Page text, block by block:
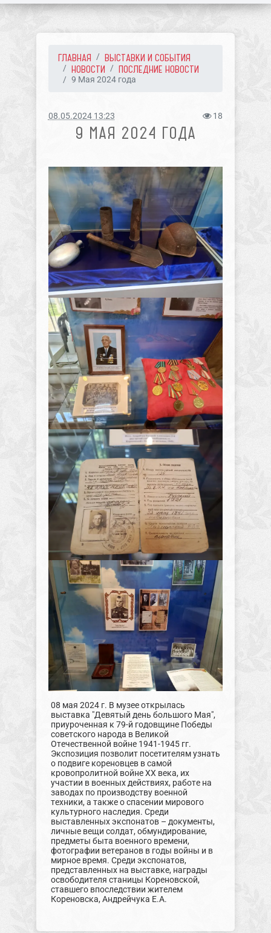
ГЛАВНАЯ
ВЫСТАВКИ И СОБЫТИЯ
НОВОСТИ
ПОСЛЕДНИЕ НОВОСТИ
9 Мая 2024 года
08.05.2024 13:23 18
9 МАЯ 2024 ГОДА
08 мая 2024 г. В музее открылась
выставка "Девятый день большого Мая",
приуроченная к 79-й годовщине Победы
советского народа в Великой
Отечественной войне 1941-1945 гг.
Экспозиция позволит посетителям узнать
о подвиге кореновцев в самой
кровопролитной войне ХХ века, их
участии в военных действиях, работе на
заводах по производству военной
техники, а также о спасении мирового
культурного наследия. Среди
выставленных экспонатов – документы,
личные вещи солдат, обмундирование,
предметы быта военного времени,
фотографии ветеранов в годы войны и в
мирное время. Среди экспонатов,
представленных на выставке, награды
освободителя станицы Кореновской,
ставшего впоследствии жителем
Кореновска, Андрейчука Е.А.